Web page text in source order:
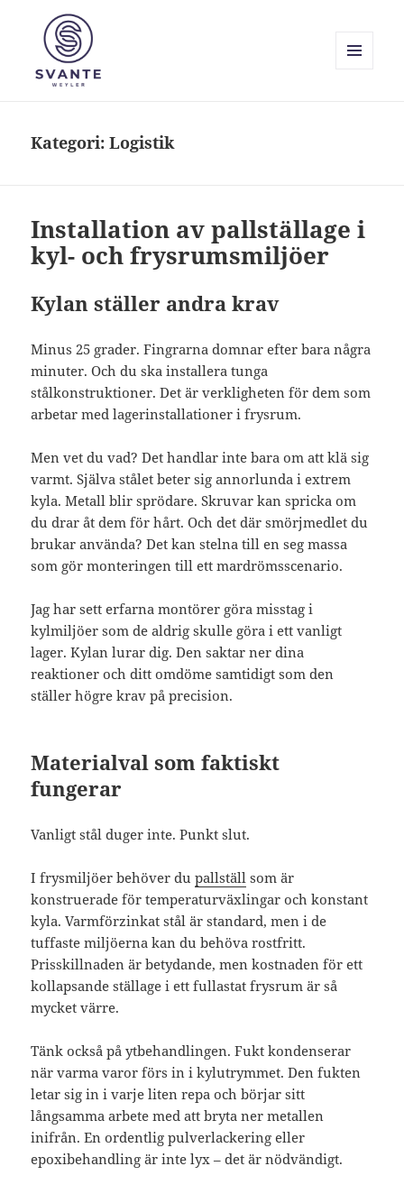
Kategori:Logistik
Installation av pallställage i
kyl- och frysrumsmiljöer
Kylan ställer andra krav
Minus 25 grader. Fingrarna domnar efter bara några
minuter. Och du ska installera tunga
stålkonstruktioner. Det är verkligheten för dem som
arbetar med lagerinstallationer i frysrum.
Men vet du vad? Det handlar inte bara om att klä sig
varmt. Själva stålet beter sig annorlunda i extrem
kyla. Metall blir sprödare. Skruvar kan spricka om
du drar åt dem för hårt. Och det där smörjmedlet du
brukar använda? Det kan stelna till en seg massa
som gör monteringen till ett mardrömsscenario.
Jag har sett erfarna montörer göra misstag i
kylmiljöer som de aldrig skulle göra i ett vanligt
lager. Kylan lurar dig. Den saktar ner dina
reaktioner och ditt omdöme samtidigt som den
ställer högre krav på precision.
Materialval som faktiskt
fungerar
Vanligt stål duger inte. Punkt slut.
I frysmiljöer behöver dupallställ som är
konstruerade för temperaturväxlingar och konstant
kyla. Varmförzinkat stål är standard, men i de
tuffaste miljöerna kan du behöva rostfritt.
Prisskillnaden är betydande, men kostnaden för ett
kollapsande ställage i ett fullastat frysrum är så
mycket värre.
Tänk också på ytbehandlingen. Fukt kondenserar
när varma varor förs in i kylutrymmet. Den fukten
letar sig in i varje liten repa och börjar sitt
långsamma arbete med att bryta ner metallen
inifrån. En ordentlig pulverlackering eller
epoxibehandling är inte lyx – det är nödvändigt.